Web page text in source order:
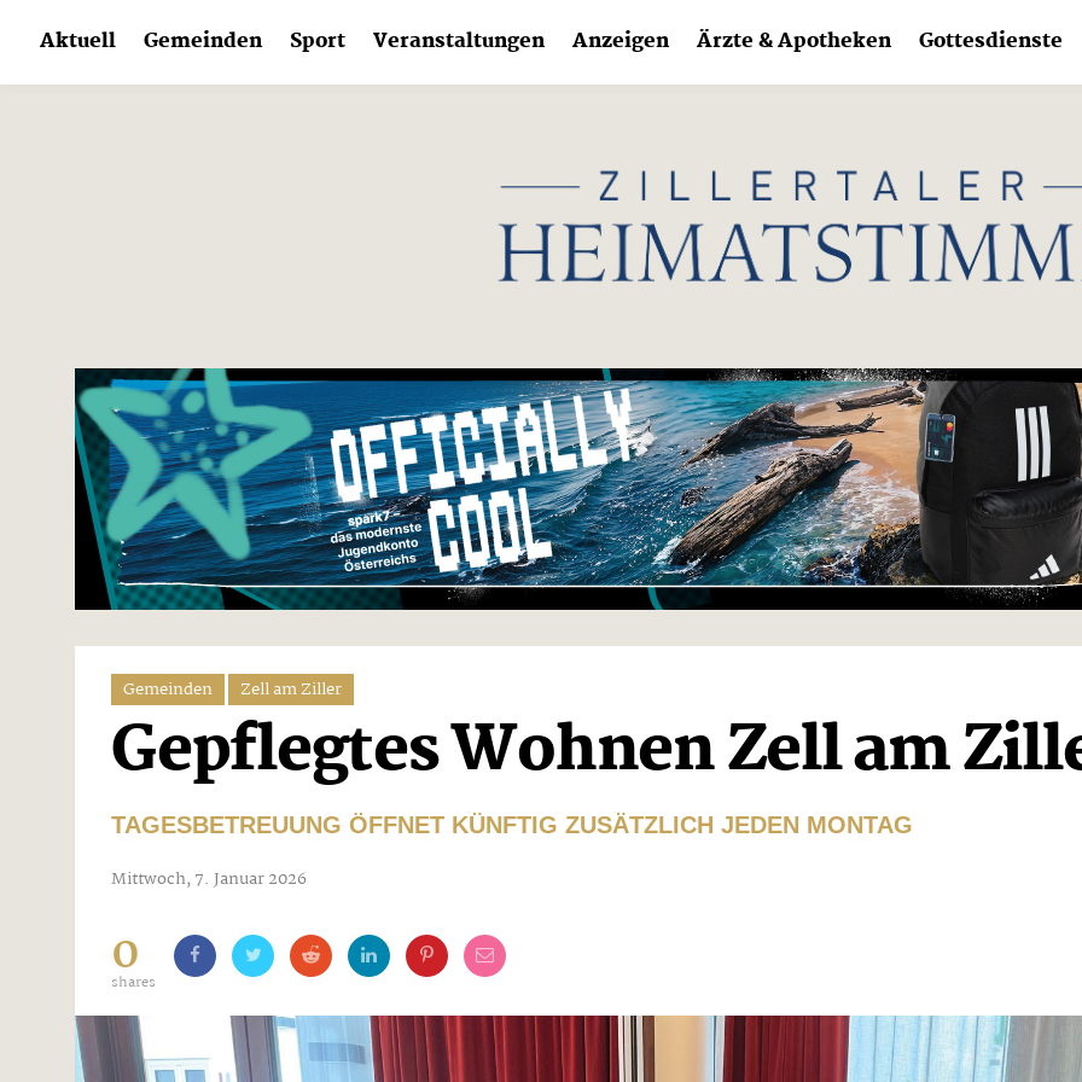
content
Aktuell Gemeinden Sport Veranstaltungen Anzeigen Ärzte & Apotheken Gottesdienste
Gemeinden Zell am Ziller
Gepflegtes Wohnen Zell am
TAGESBETREUUNG ÖFFNET KÜNFTIG ZUSÄTZLICH JEDEN MONTAG
Mittwoch, 7. Januar 2026
0
shares